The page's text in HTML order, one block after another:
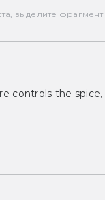
выделите фрагмент
controls the